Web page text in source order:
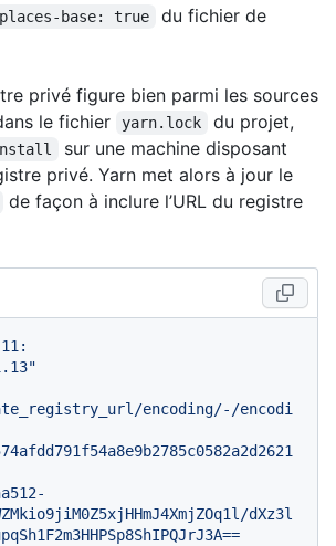
base: true
du fichier de
privé figure bien parmi les sources
le fichier
yarn.lock
du projet,
sur une machine disposant
privé. Yarn met alors à jour le
de façon à inclure l’URL du registre
encoding/-/encodi
dXz3l